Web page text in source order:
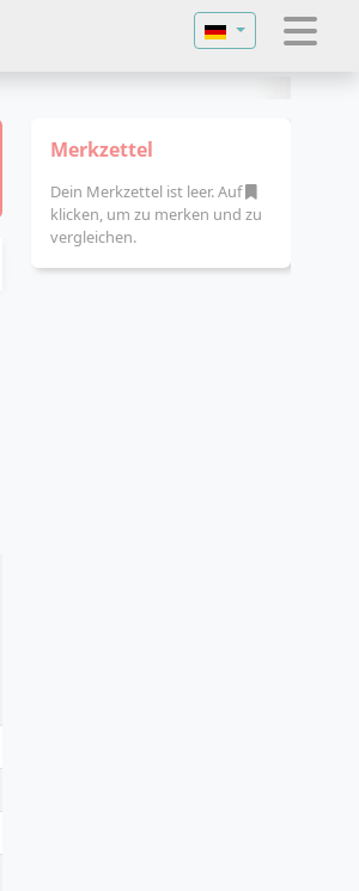
Sprache
Merkzettel
Dein Merkzettel ist leer. Auf
klicken, um zu merken und zu
vergleichen.